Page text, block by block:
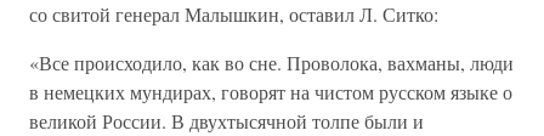
со свитой генерал Малышкин, оставил Л. Ситко:
«Все происходило, как во сне. Проволока, вахманы, люди
в немецких мундирах, говорят на чистом русском языке о
великой России. В двухтысячной толпе были и